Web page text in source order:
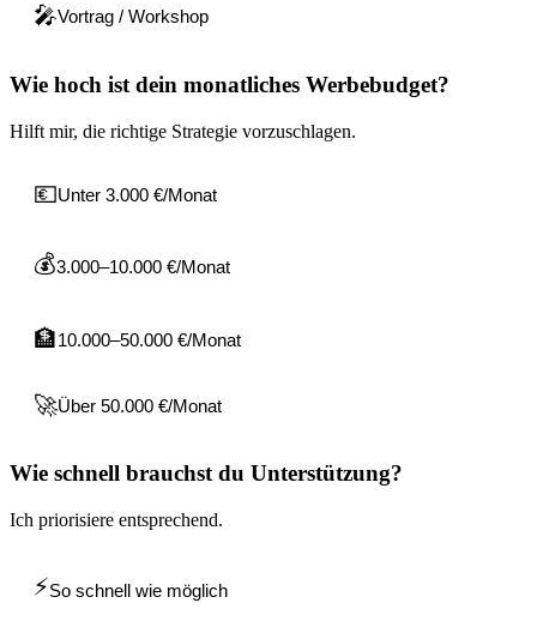
🎤Vortrag / Workshop
Wie hoch ist dein monatliches Werbebudget?
Hilft mir, die richtige Strategie vorzuschlagen.
💶Unter 3.000 €/Monat
💰3.000–10.000 €/Monat
🏦10.000–50.000 €/Monat
🚀Über 50.000 €/Monat
Wie schnell brauchst du Unterstützung?
Ich priorisiere entsprechend.
⚡So schnell wie möglich